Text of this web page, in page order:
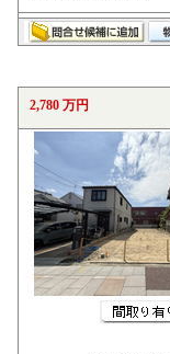
2,780 万円